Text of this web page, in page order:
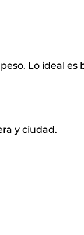
Lo ideal es
y ciudad.